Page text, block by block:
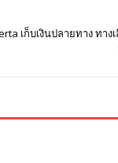
เก็บเงินปลายทาง ทา